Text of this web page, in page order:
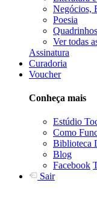
Negócios,
Poesia
Quadrinhos
Ver todas
Assinatura
Curadoria
Voucher
Conheça mais
Estúdio
Como
Biblioteca
Blog
Facebook
Sair